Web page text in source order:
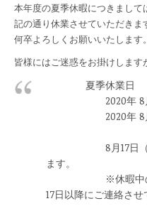
本年度の夏季休暇につきまし
記の通り休業させていただきま
何卒よろしくお願いいたします。
皆様にはご迷惑をお掛けします
夏季休業日
2020年 8月
2020年 8月
8月17日（月）
ます。
※休暇中のお問
17日以降にご連絡させ